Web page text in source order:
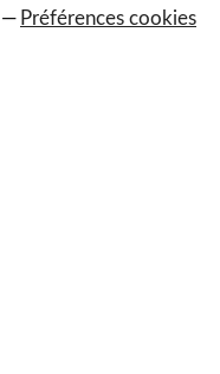
Préférences cookies